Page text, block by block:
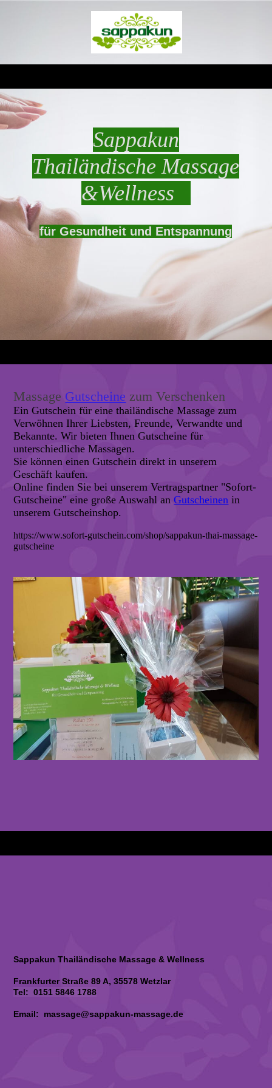
Sappakun
Thailändische Massage
&Wellness
für Gesundheit und Entspannung
Massage Gutscheine zum Verschenken
Ein Gutschein für eine thailändische Massage zum
Verwöhnen Ihrer Liebsten, Freunde, Verwandte und
Bekannte. Wir bieten Ihnen Gutscheine für
unterschiedliche Massagen.
Sie können einen Gutschein direkt in unserem
Geschäft kaufen.
Online finden Sie bei unserem Vertragspartner "Sofort-
Gutscheine" eine große Auswahl anGutscheinen in
unserem Gutscheinshop.
https://www.sofort-gutschein.com/shop/sappakun-thai-massage-
gutscheine
Sappakun Thailändische Massage & Wellness
Frankfurter Straße 89 A, 35578 Wetzlar
Tel: 0151 5846 1788
Email: massage@sappakun-massage.de